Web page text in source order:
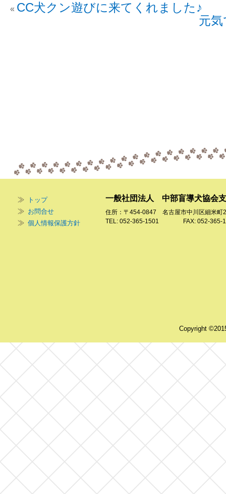
« CC犬クン遊びに来てくれました♪
元
トップ
お問合せ
個人情報保護方針
一般社団法人 中部盲導犬協会
住所：〒454-0847 名古屋市中川区細米町
TEL: 052-365-1501 FAX: 052-365-
Copyright